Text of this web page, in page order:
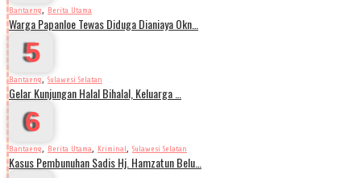
Bantaeng, Berita Utama
Warga Papanloe Tewas Diduga Dianiaya Okn…
5
Bantaeng, Sulawesi Selatan
Gelar Kunjungan Halal Bihalal, Keluarga …
6
Bantaeng, Berita Utama, Kriminal, Sulawesi Selatan
Kasus Pembunuhan Sadis Hj. Hamzatun Belu…